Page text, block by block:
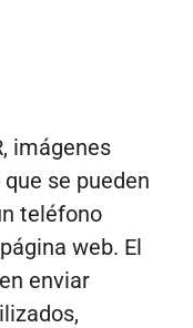
imágenes
se pueden
teléfono
web. El
enviar